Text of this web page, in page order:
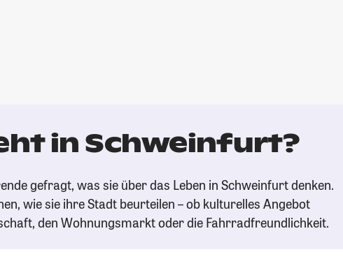
in Schweinfurt?
gefragt, was sie über das Leben in Schweinfurt denken.
wie sie ihre Stadt beurteilen – ob kulturelles Angebot
den Wohnungsmarkt oder die Fahrradfreundlichkeit.